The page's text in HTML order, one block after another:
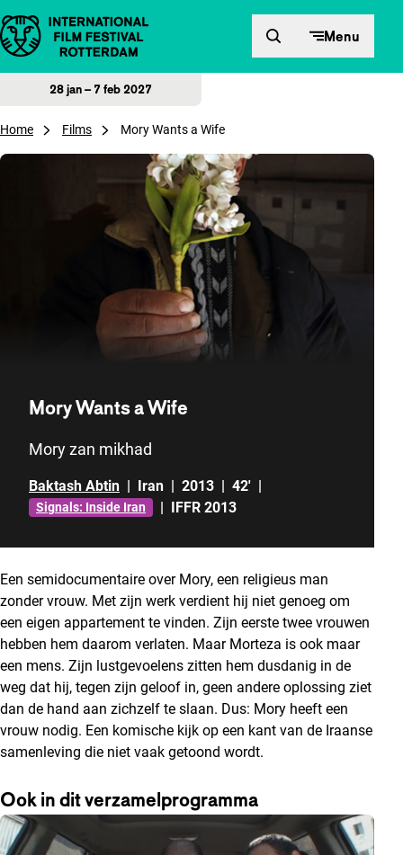
Direct naar inhoud Menu
28 jan – 7 feb 2027
Home Films Mory Wants a Wife
Mory Wants a Wife
Mory zan mikhad
Baktash Abtin | Iran | 2013 | 42' |
Signals: Inside Iran | IFFR 2013
Een semidocumentaire over Mory, een religieus man
zonder vrouw. Met zijn werk verdient hij niet genoeg om
een eigen appartement te vinden. Zijn eerste twee vrouwen
hebben hem daarom verlaten. Maar Morteza is ook maar
een mens. Zijn lustgevoelens zitten hem dusdanig in de
weg dat hij, tegen zijn geloof in, geen andere oplossing ziet
dan de hand aan zichzelf te slaan. Dus: Mory heeft een
vrouw nodig. Een komische kijk op een kant van de Iraanse
samenleving die niet vaak getoond wordt.
Ook in dit verzamelprogramma